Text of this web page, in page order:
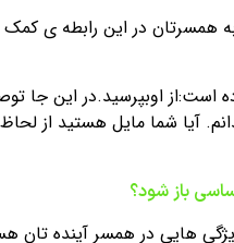
همسرتان در این رابطه ی
اوبپرسید.در این جا
آیا شما مایل هستید از
باز شود؟